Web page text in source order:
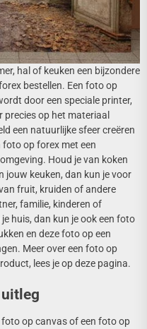
hal of keuken een bijzondere
bestellen. Een foto op
door een speciale printer,
precies op het materiaal
een natuurlijke sfeer creëren
foto op forex met een
Houd je van koken
jouw keuken, dan kun je voor
fruit, kruiden of andere
familie, kinderen of
huis, dan kun je ook een foto
en deze foto op een
Meer over een foto op
lees je op deze pagina.
op canvas of een foto op